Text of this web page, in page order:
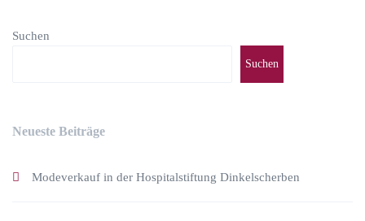
Suchen
Suchen
Neueste Beiträge
Modeverkauf in der Hospitalstiftung Dinkelscherben